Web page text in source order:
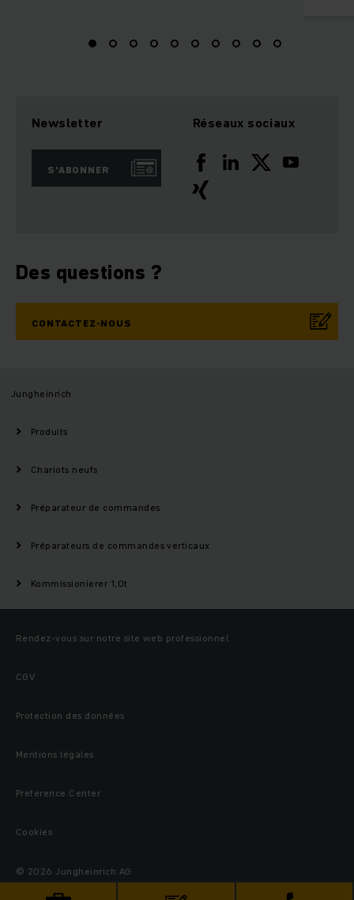
Newsletter
S'ABONNER
Réseaux sociaux
Des questions ?
CONTACTEZ-NOUS
Jungheinrich
Produits
Chariots neufs
Préparateur de commandes
Préparateurs de commandes verticaux
Kommissionierer 1,0t
Rendez-vous sur notre site web professionnel
CGV
Protection des données
Mentions légales
Preference Center
Cookies
© 2026 Jungheinrich AG